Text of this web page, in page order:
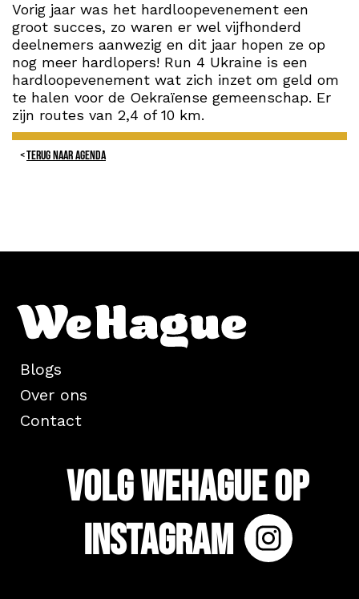
Vorig jaar was het hardloopevenement een
groot succes, zo waren er wel vijfhonderd
deelnemers aanwezig en dit jaar hopen ze op
nog meer hardlopers! Run 4 Ukraine is een
hardloopevenement wat zich inzet om geld om
te halen voor de Oekraïense gemeenschap. Er
zijn routes van 2,4 of 10 km.
TERUG NAAR AGENDA
Blogs
Over ons
Contact
Volg WeHague op
Instagram